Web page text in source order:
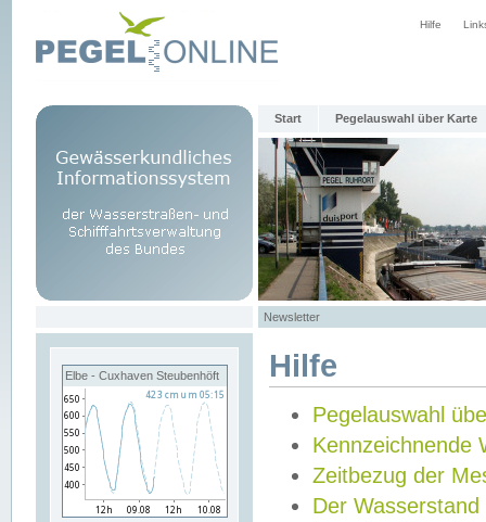
Hilfe
Start Pegelauswahl über Karte
Newsletter
Elbe - Cuxhaven Steubenhöft Hilfe
Pegelauswahl
Kennzeichnende
Zeitbezug der
Der Wasserstand